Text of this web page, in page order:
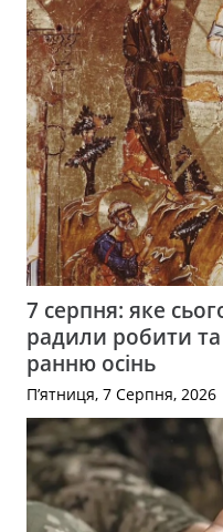
7 серпня: яке
радили робити
ранню осінь
П’ятниця, 7 Серпня, 2026